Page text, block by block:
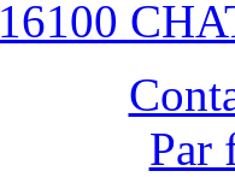
16100
Par